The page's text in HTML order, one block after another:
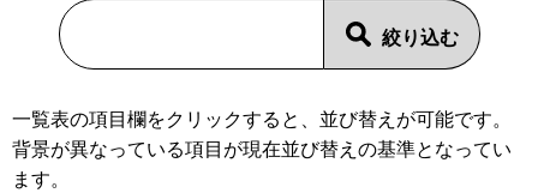
一覧表の項目欄をクリックすると、並び替えが可能です。
背景が異なっている項目が現在並び替えの基準となってい
ます。